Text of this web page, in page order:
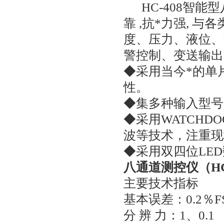
HC-408智能型
靠 ,抗*力强, 与各
度、压力、液位
警控制、变送输
◆采用当今*的单
性。
◆集多种输入型
◆采用
波等技术，注重
◆采用双四位LED
八通道测控仪（
主要技术指标
基本误差：0.2％
分 辨 力：1、0.1